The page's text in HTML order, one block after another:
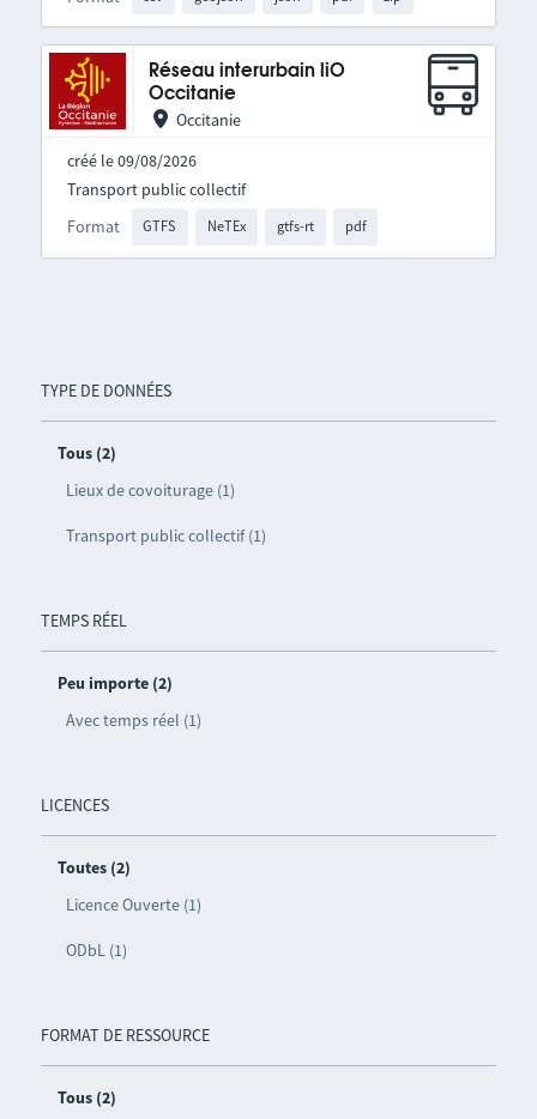
TYPE DE DONNÉES
Tous (2)
Lieux de covoiturage (1)
Transport public collectif (1)
TEMPS RÉEL
Peu importe (2)
Avec temps réel (1)
LICENCES
Toutes (2)
Licence Ouverte (1)
ODbL (1)
FORMAT DE RESSOURCE
Tous (2)
Réseau interurbain liO
Occitanie
Occitanie
créé le 09/08/2026
Format GTFS NeTEx gtfs-rt pdf
Transport public collectif